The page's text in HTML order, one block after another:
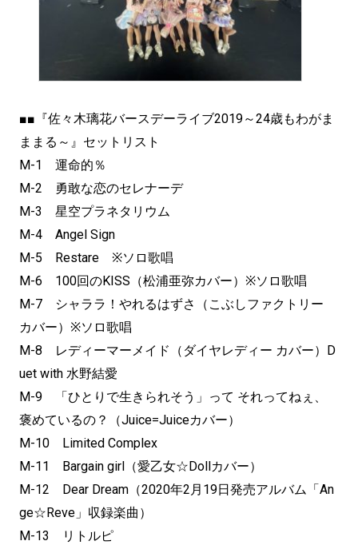
■■『佐々木璃花バースデーライブ2019～24歳もわがま
ままる～』セットリスト
M-1 運命的％
M-2 勇敢な恋のセレナーデ
M-3 星空プラネタリウム
M-4 Angel Sign
M-5 Restare ※ソロ歌唱
M-6 100回のKISS（松浦亜弥カバー）※ソロ歌唱
M-7 シャララ！やれるはずさ（こぶしファクトリー
カバー）※ソロ歌唱
M-8 レディーマーメイド（ダイヤレディー カバー）D
uet with 水野結愛
M-9 「ひとりで生きられそう」って それってねぇ、
褒めているの？（Juice=Juiceカバー）
M-10 Limited Complex
M-11 Bargain girl（愛乙女☆Dollカバー）
M-12 Dear Dream（2020年2月19日発売アルバム「An
ge☆Reve」収録楽曲）
M-13 リトルピ